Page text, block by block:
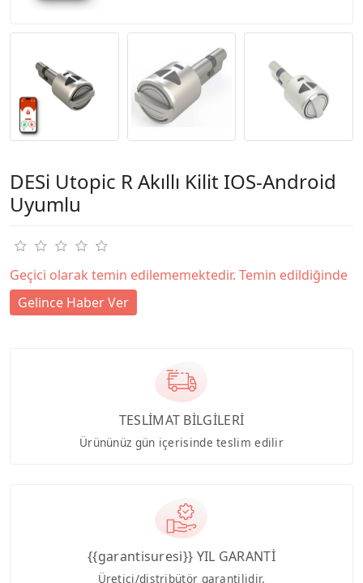
DESi Utopic R Akıllı Kilit IOS-Android
Uyumlu
Geçici olarak temin edilememektedir. Temin edildiğinde
Gelince Haber Ver
TESLİMAT BİLGİLERİ
Ürününüz gün içerisinde teslim edilir
{{garantisuresi}} YIL GARANTİ
Üretici/distribütör garantilidir.